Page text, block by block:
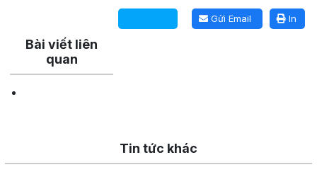
In
Gửi Email
Bài viết liên
quan
Tin tức khác